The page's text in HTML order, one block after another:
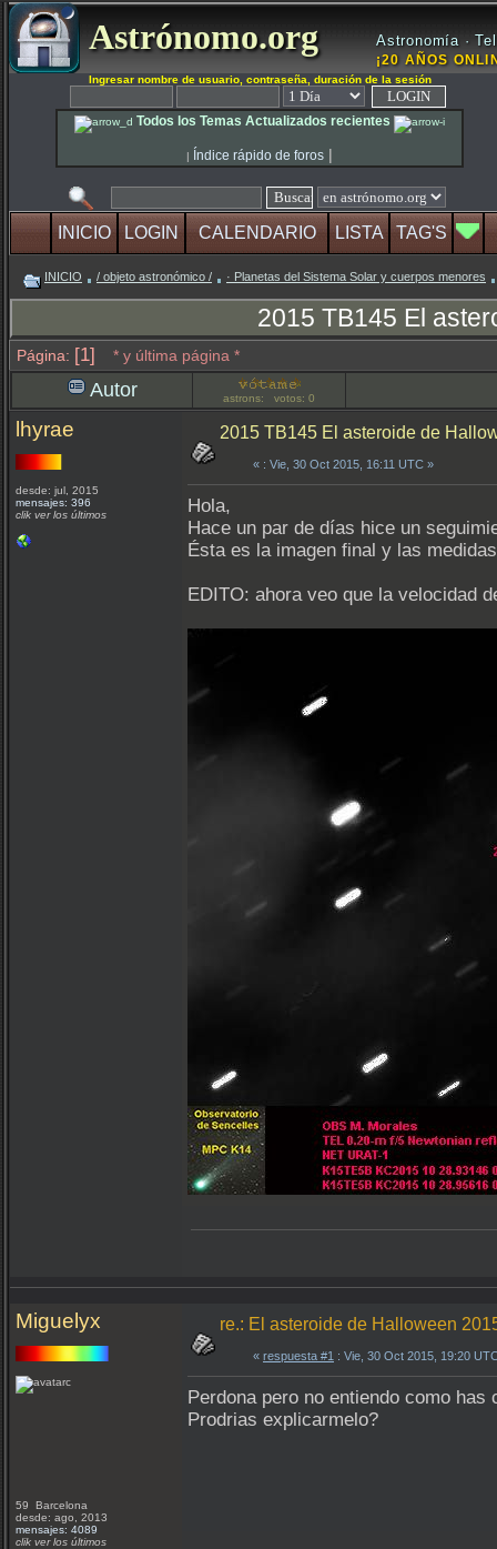
Astrónomo.org Astronomía ·
¡20 AÑOS
Ingresar nombre de usuario, contraseña, duración de la sesión
Todos los Temas Actualizados recientes
| Índice rápido de foros |
INICIO LOGIN CALENDARIO LISTA TAG'S
INICIO / objeto astronómico / · Planetas del Sistema Solar y cuerpos menores
2015 TB145 El
Página: [1] * y última página *
Autor astrons: votos: 0
lhyrae
desde: jul, 2015
mensajes: 396
clik ver los últimos
2015 TB145 El asteroide de
« : Vie, 30 Oct 2015, 16:11 UTC »
Hola,
Hace un par de días hice un
Ésta es la imagen final y las
EDITO: ahora veo que la velocidad
Miguelyx
59 Barcelona
desde: ago, 2013
mensajes: 4089
clik ver los últimos
re.: El asteroide de Halloween
« respuesta #1 : Vie, 30 Oct 2015, 19:20
Perdona pero no entiendo como has
Prodrias explicarmelo?